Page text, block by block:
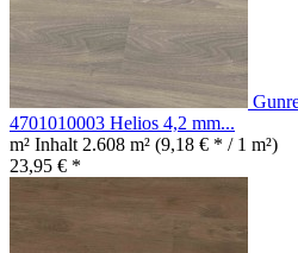
4701010003 Helios 4,2 mm...
m² Inhalt 2.608 m² (9,18 € * / 1 m²)
23,95 € *